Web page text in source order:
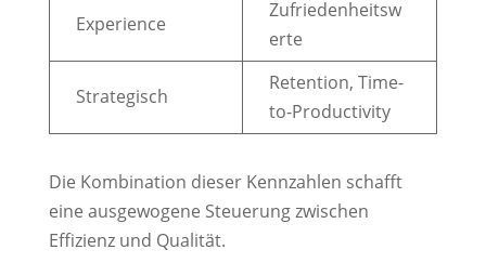
Experience
Zufriedenheitsw
erte
Strategisch
Retention, Time-
to-Productivity
Die Kombination dieser Kennzahlen schafft
eine ausgewogene Steuerung zwischen
Effizienz und Qualität.